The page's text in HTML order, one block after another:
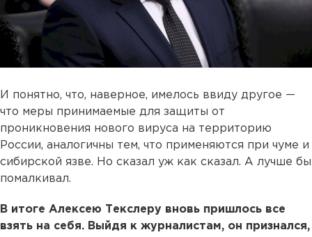
И понятно, что, наверное, имелось ввиду другое —
что меры принимаемые для защиты от
проникновения нового вируса на территорию
России, аналогичны тем, что применяются при чуме и
сибирской язве. Но сказал уж как сказал. А лучше бы
помалкивал.
В итоге Алексею Текслеру вновь пришлось все
взять на себя. Выйдя к журналистам, он признался,